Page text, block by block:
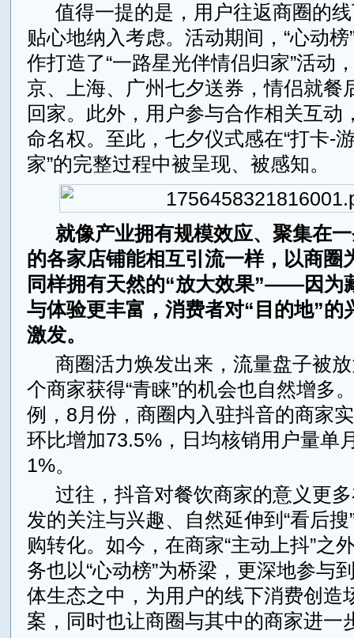
值得一提的是，用户往返商圈的
贴心地纳入考虑。活动期间，“心动
作打造了“一路星光伴情侣归家”活动
京、上海、广州七夕送券，情侣就餐
回家。此外，用户参与合作相关互动
命名权。至此，七夕仪式感在“打卡-
家”的完整过程中被呈现、被感知。
就像产业拥有规模效应、聚集在
的各家店铺能相互引流一样，以商圈
同样拥有天然的“放大效果”——因为
与体验更丰富，消费者对“目的地”的
激发。
商圈活力焕发出来，流量盘子被
个商家获得“青睐”的机会也自然增多
例，8月份，商圈内入驻抖音的商家
环比增加73.5%，日均核销用户量单
1%。
过往，抖音对餐饮商家的意义更
发的关注与兴趣、自然延伸到“看后搜
购转化。如今，在商家“主动上抖”之
务也以“心动榜”为桥梁，更深地参与
体生态之中，为用户的线下消费创造
案，同时也让商圈与其中的商家进一